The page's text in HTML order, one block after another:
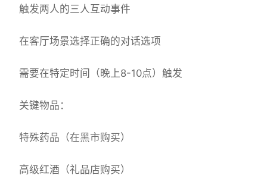
触发两人的三人互动事件
在客厅场景选择正确的对话选项
需要在特定时间（晚上8-10点）触发
关键物品：
特殊药品（在黑市购买）
高级红酒（礼品店购买）